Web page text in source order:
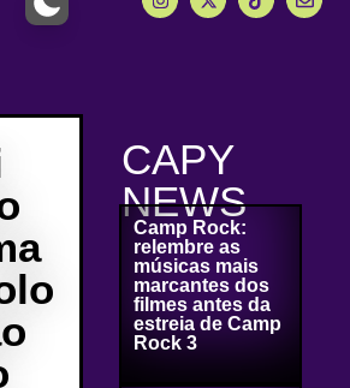
CAPY
NEWS
Camp Rock:
relembre as
músicas mais
marcantes dos
filmes antes da
estreia de Camp
Rock 3
de ferramentas